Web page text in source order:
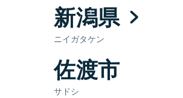
新潟県
ニイガタケン
佐渡市
サドシ